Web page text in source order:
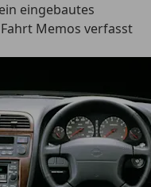
eingebautes
Memos verfasst